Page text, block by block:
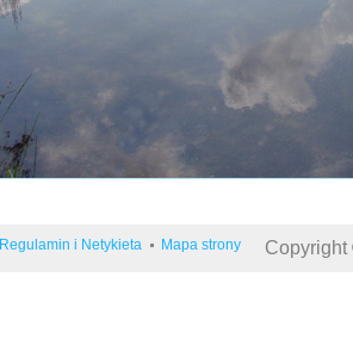
Regulamin i Netykieta Mapa strony